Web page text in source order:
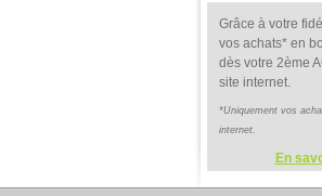
Grâce à votre
vos achats* en
dès votre 2ème
site internet.
*Uniquement vos
internet.
En